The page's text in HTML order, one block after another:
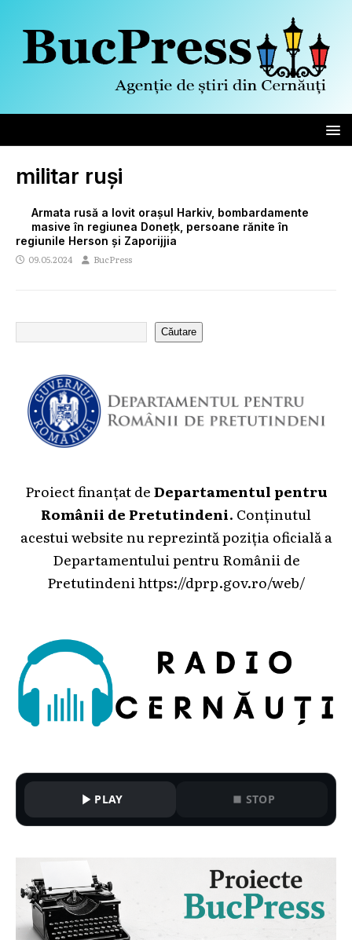
militar ruși
Armata rusă a lovit orașul Harkiv, bombardamente
masive în regiunea Donețk, persoane rănite în
regiunile Herson și Zaporijjia
09.05.2024 BucPress
Căutare
Proiect finanțat deDepartamentul pentru
Românii de Pretutindeni. Conținutul
acestui website nu reprezintă poziția oficială a
Departamentului pentru Românii de
Pretutindeni https://dprp.gov.ro/web/
PLAY STOP